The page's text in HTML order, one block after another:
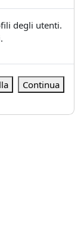
degli utenti.
Continua